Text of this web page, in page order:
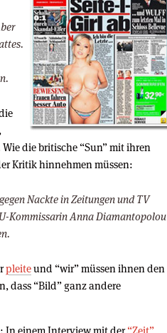
die britische “Sun” mit ihren
Kritik hinnehmen müssen:
Nackte in Zeitungen und TV
Kommissarin Anna Diamantopolou
pleiteund “wir” müssen ihnen den
dass “Bild” ganz andere
In einem Interview mit der“Zeit”